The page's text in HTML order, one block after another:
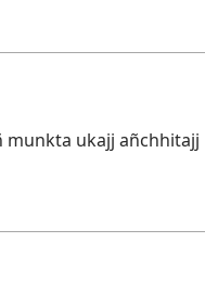
munkta ukajj añchhitajj